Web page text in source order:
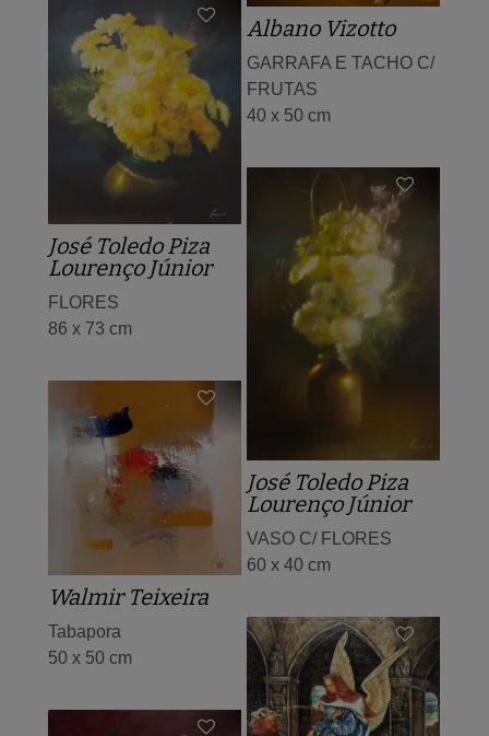
Albano Vizotto
GARRAFA E TACHO C/
FRUTAS
40 x 50 cm
José Toledo Piza
Lourenço Júnior
FLORES
86 x 73 cm
José Toledo Piza
Lourenço Júnior
VASO C/ FLORES
60 x 40 cm
Walmir Teixeira
Tabapora
50 x 50 cm